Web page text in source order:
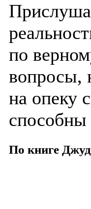
по
вопросы,
на опеку
По книге